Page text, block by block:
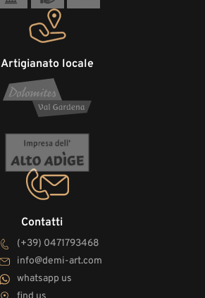
Contatti
(+39) 0471793468
info@demi-art.com
whatsapp us
Artigianato locale